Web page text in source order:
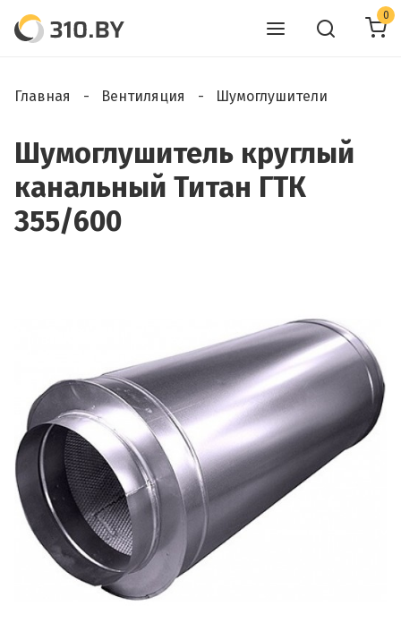
0
Главная Вентиляция Шумоглушители
Шумоглушитель круглый
канальный Титан ГТК
355/600